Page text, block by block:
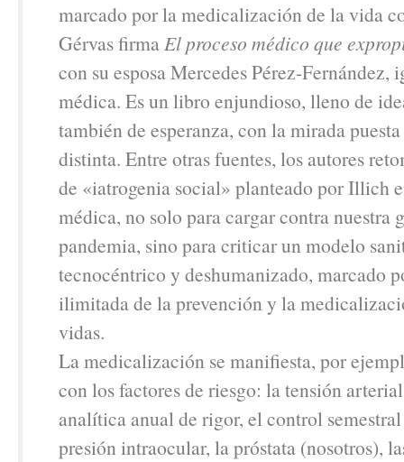
marcado por la medicalización de la vida
Gérvas firmaEl proceso médico que
con su esposa Mercedes Pérez-Fernández,
médica. Es un libro enjundioso, lleno de
también de esperanza, con la mirada
distinta. Entre otras fuentes, los autores
de «iatrogenia social» planteado por Illich
médica, no solo para cargar contra nuestra
pandemia, sino para criticar un modelo
tecnocéntrico y deshumanizado, marcado
ilimitada de la prevención y la
vidas.
La medicalización se manifiesta, por
con los factores de riesgo: la tensión
analítica anual de rigor, el control
presión intraocular, la próstata (nosotros),